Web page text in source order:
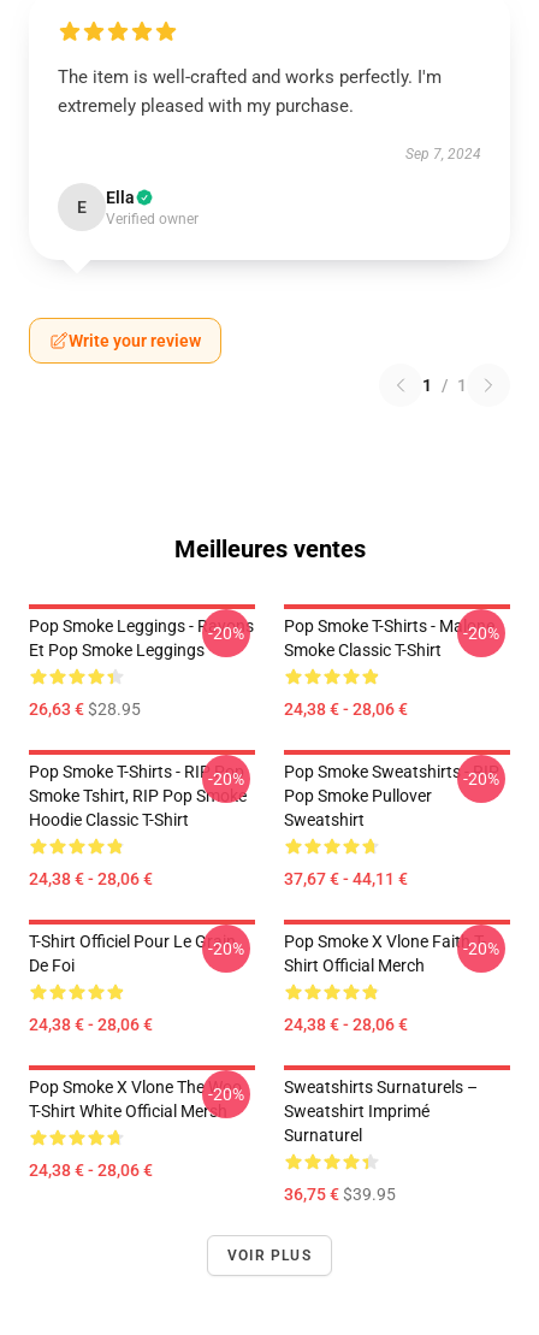
The item is well-crafted and works perfectly. I'm
extremely pleased with my purchase.
Sep 7, 2024
E Ella
Verified owner
Write your review
1 / 1
Meilleures ventes
Pop Smoke Leggings - Rayons
Et Pop Smoke Leggings
26,63 €$28.95
-20%
Pop Smoke T-Shirts - Malone
Smoke Classic T-Shirt
24,38 € - 28,06 €
-20%
Pop Smoke T-Shirts - RIP Pop
Smoke Tshirt, RIP Pop Smoke
Hoodie Classic T-Shirt
24,38 € - 28,06 €
-20%
Pop Smoke Sweatshirts - RIP
Pop Smoke Pullover
Sweatshirt
37,67 € - 44,11 €
-20%
T-Shirt Officiel Pour Le Grain
De Foi
24,38 € - 28,06 €
-20%
Pop Smoke X Vlone Faith T-
Shirt Official Merch
24,38 € - 28,06 €
-20%
Pop Smoke X Vlone The Woo
T-Shirt White Official Mersh
24,38 € - 28,06 €
-20%
Sweatshirts Surnaturels –
Sweatshirt Imprimé
Surnaturel
36,75 €$39.95
VOIR PLUS